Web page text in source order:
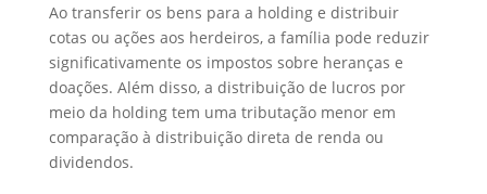
Ao transferir os bens para a holding e distribuir
cotas ou ações aos herdeiros, a família pode reduzir
significativamente os impostos sobre heranças e
doações. Além disso, a distribuição de lucros por
meio da holding tem uma tributação menor em
comparação à distribuição direta de renda ou
dividendos.